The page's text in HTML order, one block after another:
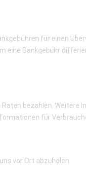
für einen
eine Bankgebühr
bezahlen. Weitere
für
vor Ort abzuholen.